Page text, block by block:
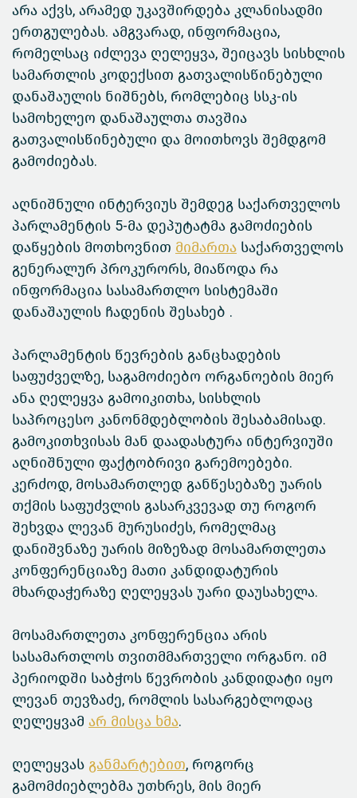
არა აქვს, არამედ უკავშირდება კლანისადმი
ერთგულებას. ამგვარად, ინფორმაცია,
რომელსაც იძლევა ღელეყვა, შეიცავს სისხლის
სამართლის კოდექსით გათვალისწინებული
დანაშაულის ნიშნებს, რომლებიც სსკ-ის
სამოხელეო დანაშაულთა თავშია
გათვალისწინებული და მოითხოვს შემდგომ
გამოძიებას.
აღნიშნული ინტერვიუს შემდეგ საქართველოს
პარლამენტის 5-მა დეპუტატმა გამოძიების
დაწყების მოთხოვნით მიმართა საქართველოს
გენერალურ პროკურორს, მიაწოდა რა
ინფორმაცია სასამართლო სისტემაში
დანაშაულის ჩადენის შესახებ .
პარლამენტის წევრების განცხადების
საფუძველზე, საგამოძიებო ორგანოების მიერ
ანა ღელეყვა გამოიკითხა, სისხლის
საპროცესო კანონმდებლობის შესაბამისად.
გამოკითხვისას მან დაადასტურა ინტერვიუში
აღნიშნული ფაქტობრივი გარემოებები.
კერძოდ, მოსამართლედ განწესებაზე უარის
თქმის საფუძვლის გასარკვევად თუ როგორ
შეხვდა ლევან მურუსიძეს, რომელმაც
დანიშვნაზე უარის მიზეზად მოსამართლეთა
კონფერენციაზე მათი კანდიდატურის
მხარდაჭერაზე ღელეყვას უარი დაუსახელა.
მოსამართლეთა კონფერენცია არის
სასამართლოს თვითმმართველი ორგანო. იმ
პერიოდში საბჭოს წევრობის კანდიდატი იყო
ლევან თევზაძე, რომლის სასარგებლოდაც
ღელეყვამ არ მისცა ხმა.
ღელეყვას განმარტებით, როგორც
გამომძიებლებმა უთხრეს, მის მიერ